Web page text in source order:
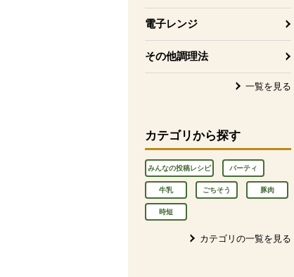
電子レンジ
その他調理法
一覧を見る
カテゴリから探す
みんなの投稿レシピ パーティ
牛乳 ごちそう 豚肉
時短
カテゴリの一覧を見る